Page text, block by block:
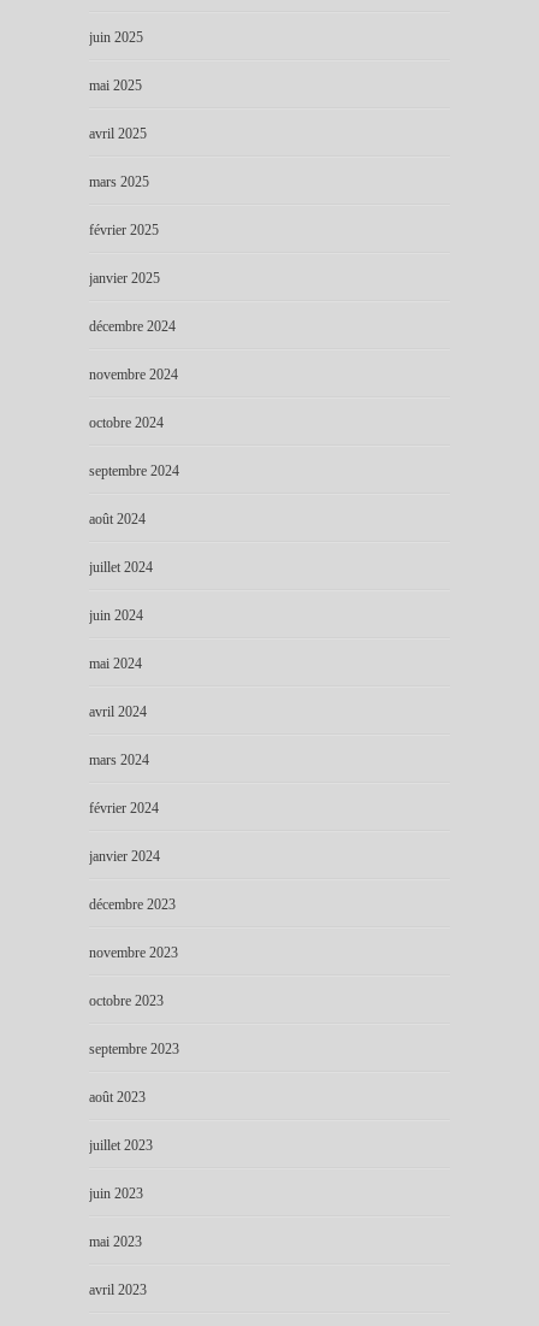
juin 2025
mai 2025
avril 2025
mars 2025
février 2025
janvier 2025
décembre 2024
novembre 2024
octobre 2024
septembre 2024
août 2024
juillet 2024
juin 2024
mai 2024
avril 2024
mars 2024
février 2024
janvier 2024
décembre 2023
novembre 2023
octobre 2023
septembre 2023
août 2023
juillet 2023
juin 2023
mai 2023
avril 2023